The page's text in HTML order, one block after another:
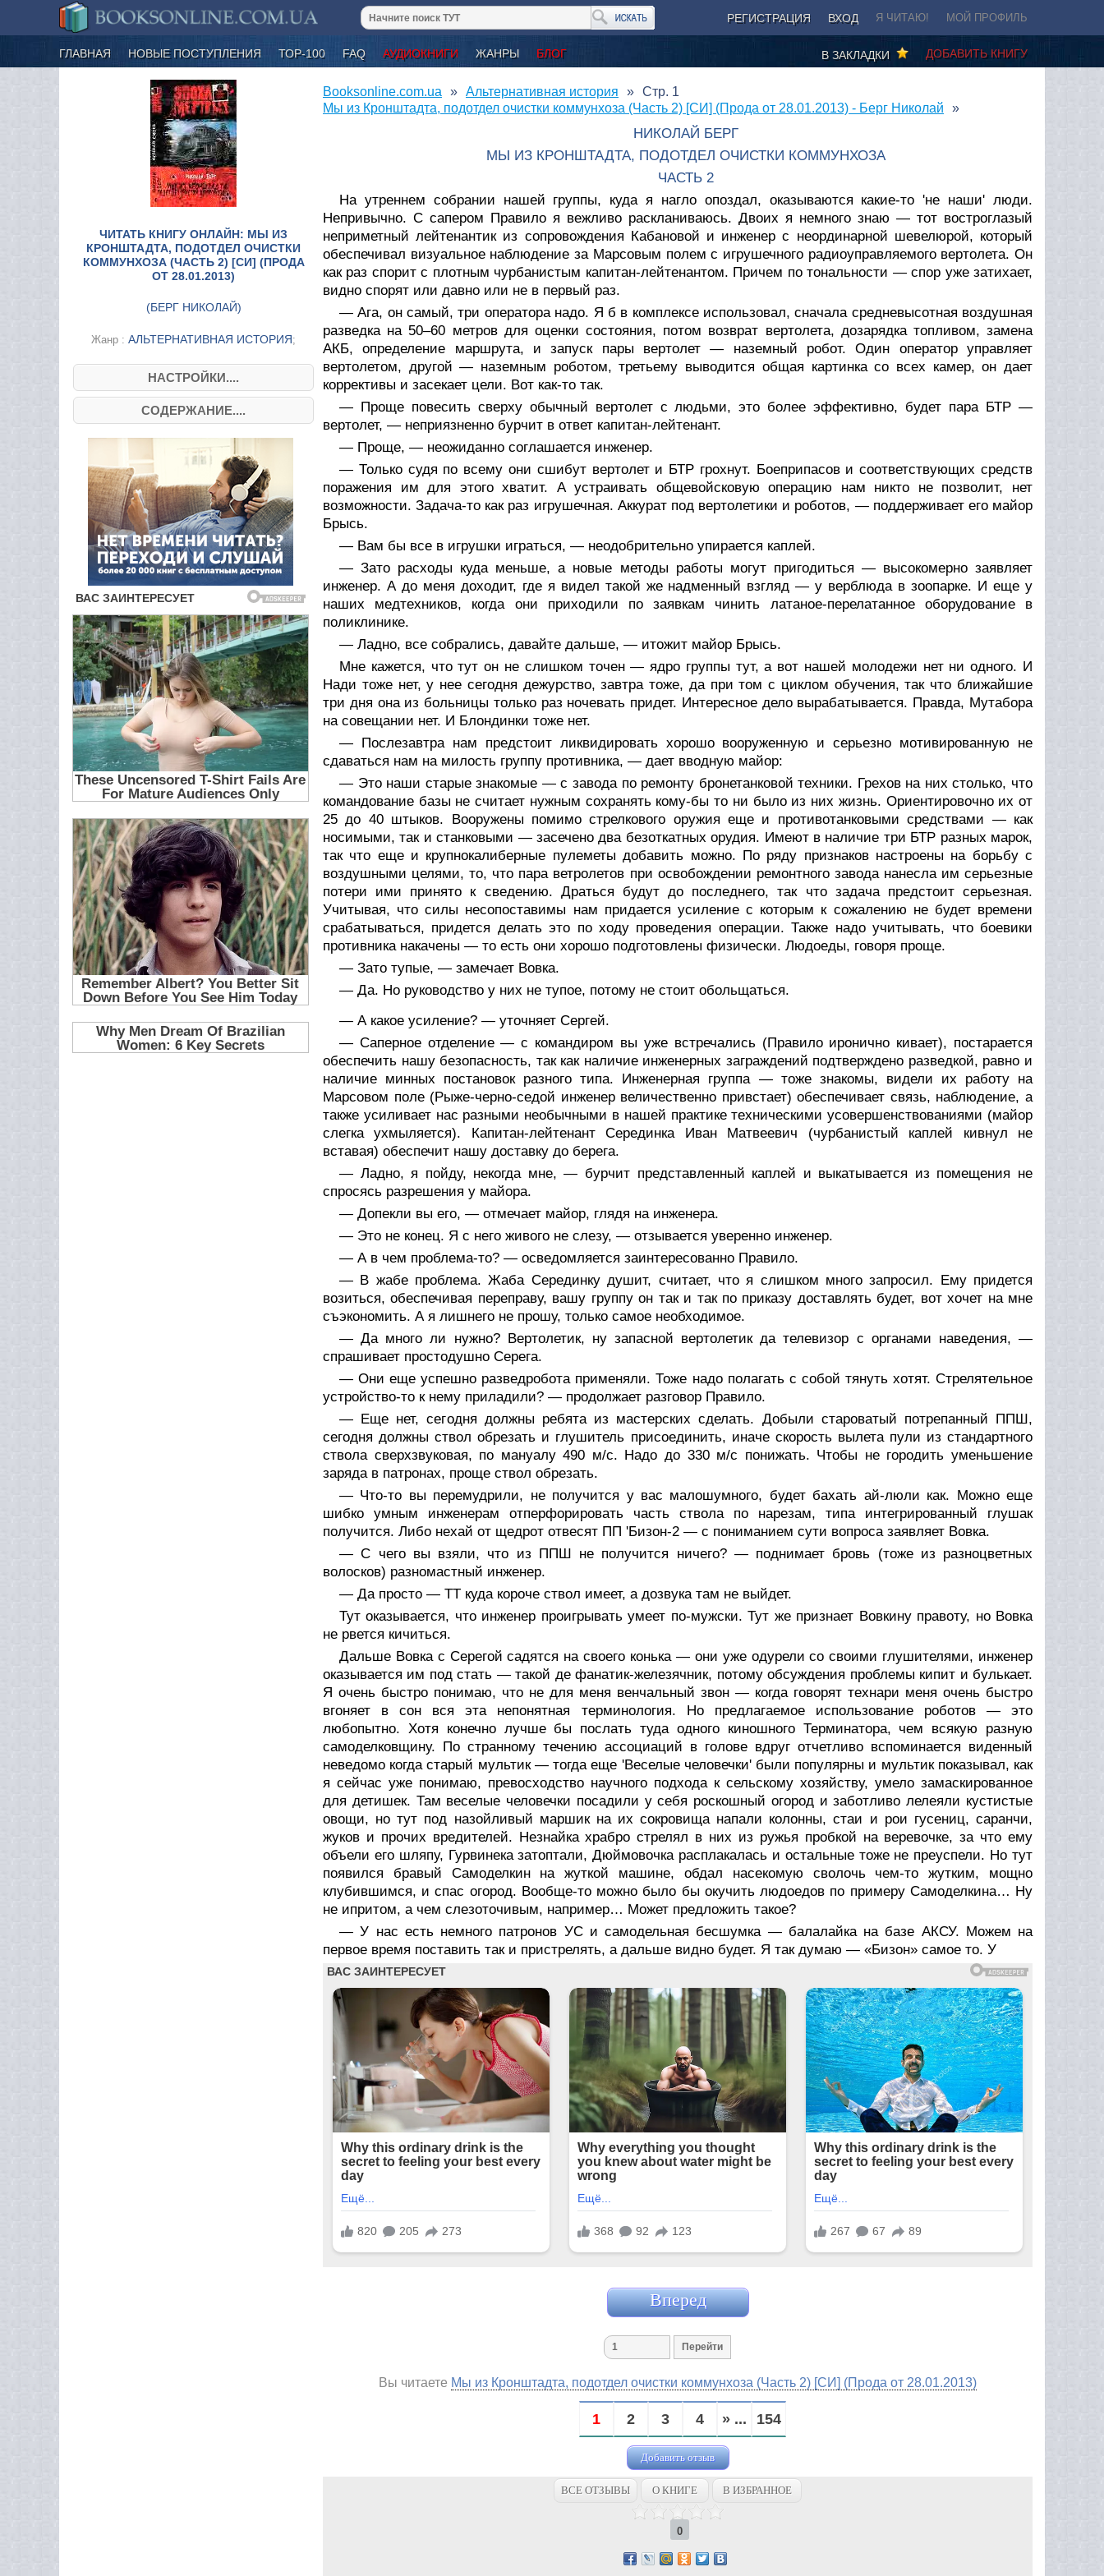
РЕГИСТРАЦИЯ ВХОД Я ЧИТАЮ! МОЙ ПРОФИЛЬ
ГЛАВНАЯ НОВЫЕ ПОСТУПЛЕНИЯ ТОР-100 FAQ АУДИОКНИГИ ЖАНРЫ БЛОГ ДОБАВИТЬ КНИГУ
В ЗАКЛАДКИ
ЧИТАТЬ КНИГУ ОНЛАЙН: МЫ ИЗ
КРОНШТАДТА, ПОДОТДЕЛ ОЧИСТКИ
КОММУНХОЗА (ЧАСТЬ 2) [СИ] (ПРОДА
ОТ 28.01.2013)
(БЕРГ НИКОЛАЙ)
Жанр : АЛЬТЕРНАТИВНАЯ ИСТОРИЯ;
НАСТРОЙКИ....
СОДЕРЖАНИЕ....
Booksonline.com.ua
Альтернативная история
Мы из Кронштадта, подотдел очистки коммунхоза (Часть 2) [СИ] (Прода от 28.01.2013) - Берг Николай
Стр. 1
НИКОЛАЙ БЕРГ
МЫ ИЗ КРОНШТАДТА, ПОДОТДЕЛ ОЧИСТКИ КОММУНХОЗА
ЧАСТЬ 2
На утреннем собрании нашей группы, куда я нагло опоздал, оказываются какие-то 'не наши' люди.
Непривычно. С сапером Правило я вежливо раскланиваюсь. Двоих я немного знаю — тот востроглазый
неприметный лейтенантик из сопровождения Кабановой и инженер с неординарной шевелюрой, который
обеспечивал визуальное наблюдение за Марсовым полем с игрушечного радиоуправляемого вертолета. Он
как раз спорит с плотным чурбанистым капитан-лейтенантом. Причем по тональности — спор уже затихает,
видно спорят или давно или не в первый раз.
— Ага, он самый, три оператора надо. Я б в комплексе использовал, сначала средневысотная воздушная
разведка на 50–60 метров для оценки состояния, потом возврат вертолета, дозарядка топливом, замена
АКБ, определение маршрута, и запуск пары вертолет — наземный робот. Один оператор управляет
вертолетом, другой — наземным роботом, третьему выводится общая картинка со всех камер, он дает
коррективы и засекает цели. Вот как-то так.
— Проще повесить сверху обычный вертолет с людьми, это более эффективно, будет пара БТР —
вертолет, — неприязненно бурчит в ответ капитан-лейтенант.
— Проще, — неожиданно соглашается инженер.
— Только судя по всему они сшибут вертолет и БТР грохнут. Боеприпасов и соответствующих средств
поражения им для этого хватит. А устраивать общевойсковую операцию нам никто не позволит, нет
возможности. Задача-то как раз игрушечная. Аккурат под вертолетики и роботов, — поддерживает его майор
Брысь.
— Вам бы все в игрушки играться, — неодобрительно упирается каплей.
— Зато расходы куда меньше, а новые методы работы могут пригодиться — высокомерно заявляет
инженер. А до меня доходит, где я видел такой же надменный взгляд — у верблюда в зоопарке. И еще у
наших медтехников, когда они приходили по заявкам чинить латаное-перелатанное оборудование в
поликлинике.
— Ладно, все собрались, давайте дальше, — итожит майор Брысь.
Мне кажется, что тут он не слишком точен — ядро группы тут, а вот нашей молодежи нет ни одного. И
Нади тоже нет, у нее сегодня дежурство, завтра тоже, да при том с циклом обучения, так что ближайшие
три дня она из больницы только раз ночевать придет. Интересное дело вырабатывается. Правда, Мутабора
на совещании нет. И Блондинки тоже нет.
— Послезавтра нам предстоит ликвидировать хорошо вооруженную и серьезно мотивированную не
сдаваться нам на милость группу противника, — дает вводную майор:
— Это наши старые знакомые — с завода по ремонту бронетанковой техники. Грехов на них столько, что
командование базы не считает нужным сохранять кому-бы то ни было из них жизнь. Ориентировочно их от
25 до 40 штыков. Вооружены помимо стрелкового оружия еще и противотанковыми средствами — как
носимыми, так и станковыми — засечено два безоткатных орудия. Имеют в наличие три БТР разных марок,
так что еще и крупнокалиберные пулеметы добавить можно. По ряду признаков настроены на борьбу с
воздушными целями, то, что пара ветролетов при освобождении ремонтного завода нанесла им серьезные
потери ими принято к сведению. Драться будут до последнего, так что задача предстоит серьезная.
Учитывая, что силы несопоставимы нам придается усиление с которым к сожалению не будет времени
срабатываться, придется делать это по ходу проведения операции. Также надо учитывать, что боевики
противника накачены — то есть они хорошо подготовлены физически. Людоеды, говоря проще.
— Зато тупые, — замечает Вовка.
— Да. Но руководство у них не тупое, потому не стоит обольщаться.
— А какое усиление? — уточняет Сергей.
— Саперное отделение — с командиром вы уже встречались (Правило иронично кивает), постарается
обеспечить нашу безопасность, так как наличие инженерных заграждений подтверждено разведкой, равно и
наличие минных постановок разного типа. Инженерная группа — тоже знакомы, видели их работу на
Марсовом поле (Рыже-черно-седой инженер величественно привстает) обеспечивает связь, наблюдение, а
также усиливает нас разными необычными в нашей практике техническими усовершенствованиями (майор
слегка ухмыляется). Капитан-лейтенант Серединка Иван Матвеевич (чурбанистый каплей кивнул не
вставая) обеспечит нашу доставку до берега.
— Ладно, я пойду, некогда мне, — бурчит представленный каплей и выкатывается из помещения не
спросясь разрешения у майора.
— Допекли вы его, — отмечает майор, глядя на инженера.
— Это не конец. Я с него живого не слезу, — отзывается уверенно инженер.
— А в чем проблема-то? — осведомляется заинтересованно Правило.
— В жабе проблема. Жаба Серединку душит, считает, что я слишком много запросил. Ему придется
возиться, обеспечивая переправу, вашу группу он так и так по приказу доставлять будет, вот хочет на мне
съэкономить. А я лишнего не прошу, только самое необходимое.
— Да много ли нужно? Вертолетик, ну запасной вертолетик да телевизор с органами наведения, —
спрашивает простодушно Серега.
— Они еще успешно разведробота применяли. Тоже надо полагать с собой тянуть хотят. Стрелятельное
устройство-то к нему приладили? — продолжает разговор Правило.
— Еще нет, сегодня должны ребята из мастерских сделать. Добыли староватый потрепанный ППШ,
сегодня должны ствол обрезать и глушитель присоединить, иначе скорость вылета пули из стандартного
ствола сверхзвуковая, по мануалу 490 м/с. Надо до 330 м/с понижать. Чтобы не городить уменьшение
заряда в патронах, проще ствол обрезать.
— Что-то вы перемудрили, не получится у вас малошумного, будет бахать ай-люли как. Можно еще
шибко умным инженерам отперфорировать часть ствола по нарезам, типа интегрированный глушак
получится. Либо нехай от щедрот отвесят ПП 'Бизон-2 — с пониманием сути вопроса заявляет Вовка.
— С чего вы взяли, что из ППШ не получится ничего? — поднимает бровь (тоже из разноцветных
волосков) разномастный инженер.
— Да просто — ТТ куда короче ствол имеет, а дозвука там не выйдет.
Тут оказывается, что инженер проигрывать умеет по-мужски. Тут же признает Вовкину правоту, но Вовка
не рвется кичиться.
Дальше Вовка с Серегой садятся на своего конька — они уже одурели со своими глушителями, инженер
оказывается им под стать — такой де фанатик-железячник, потому обсуждения проблемы кипит и булькает.
Я очень быстро понимаю, что не для меня венчальный звон — когда говорят технари меня очень быстро
вгоняет в сон вся эта непонятная терминология. Но предлагаемое использование роботов — это
любопытно. Хотя конечно лучше бы послать туда одного киношного Терминатора, чем всякую разную
самоделковщину. По странному течению ассоциаций в голове вдруг отчетливо вспоминается виденный
неведомо когда старый мультик — тогда еще 'Веселые человечки' были популярны и мультик показывал, как
я сейчас уже понимаю, превосходство научного подхода к сельскому хозяйству, умело замаскированное
для детишек. Там веселые человечки посадили у себя роскошный огород и заботливо лелеяли кустистые
овощи, но тут под назойливый маршик на их сокровища напали колонны, стаи и рои гусениц, саранчи,
жуков и прочих вредителей. Незнайка храбро стрелял в них из ружья пробкой на веревочке, за что ему
объели его шляпу, Гурвинека затоптали, Дюймовочка расплакалась и остальные тоже не преуспели. Но тут
появился бравый Самоделкин на жуткой машине, обдал насекомую сволочь чем-то жутким, мощно
клубившимся, и спас огород. Вообще-то можно было бы окучить людоедов по примеру Самоделкина… Ну
не ипритом, а чем слезоточивым, например… Может предложить такое?
— У нас есть немного патронов УС и самодельная бесшумка — балалайка на базе АКСУ. Можем на
первое время поставить так и пристрелять, а дальше видно будет. Я так думаю — «Бизон» самое то. У
Вперед
Вы читаете Мы из Кронштадта, подотдел очистки коммунхоза (Часть 2) [СИ] (Прода от 28.01.2013)
1 2 3 4 » ... 154
Добавить отзыв
ВСЕ ОТЗЫВЫ О КНИГЕ В ИЗБРАННОЕ
0